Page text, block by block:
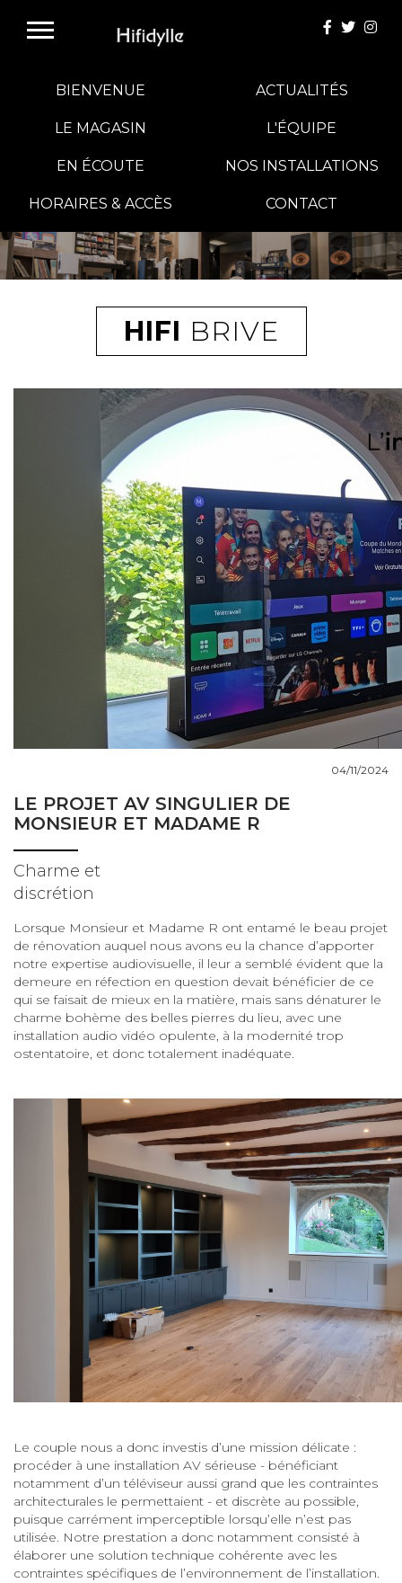
E-BOUTIQUE
HIFI GROUP
BANCS D'ESSAI
COUPS DE COEUR
DOSSIERS
NOUS CONTACTER
BIENVENUE ACTUALITÉS
LE MAGASIN L'ÉQUIPE
EN ÉCOUTE NOS INSTALLATIONS
HORAIRES & ACCÈS CONTACT
HIFI BRIVE
LE PROJET AV SINGULIER DE
MONSIEUR ET MADAME R
04/11/2024
Charme et
discrétion
Lorsque Monsieur et Madame R ont entamé le beau projet
de rénovation auquel nous avons eu la chance d’apporter
notre expertise audiovisuelle, il leur a semblé évident que la
demeure en réfection en question devait bénéficier de ce
qui se faisait de mieux en la matière, mais sans dénaturer le
charme bohème des belles pierres du lieu, avec une
installation audio vidéo opulente, à la modernité trop
ostentatoire, et donc totalement inadéquate.
Le couple nous a donc investis d’une mission délicate :
procéder à une installation AV sérieuse - bénéficiant
notamment d’un téléviseur aussi grand que les contraintes
architecturales le permettaient - et discrète au possible,
puisque carrément imperceptible lorsqu’elle n’est pas
utilisée. Notre prestation a donc notamment consisté à
élaborer une solution technique cohérente avec les
contraintes spécifiques de l’environnement de l’installation.